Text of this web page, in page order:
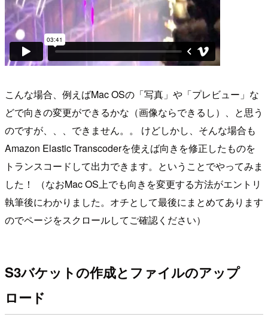
こんな場合、例えばMac OSの「写真」や「プレビュー」な
どで向きの変更ができるかな（画像ならできるし）、と思う
のですが、、、できません。。 けどしかし、そんな場合も
Amazon Elastic Transcoderを使えば向きを修正したものを
トランスコードして出力できます。ということでやってみま
した！ （なおMac OS上でも向きを変更する方法がエントリ
執筆後にわかりました。オチとして最後にまとめてあります
のでページをスクロールしてご確認ください）
S3バケットの作成とファイルのアップ
ロード